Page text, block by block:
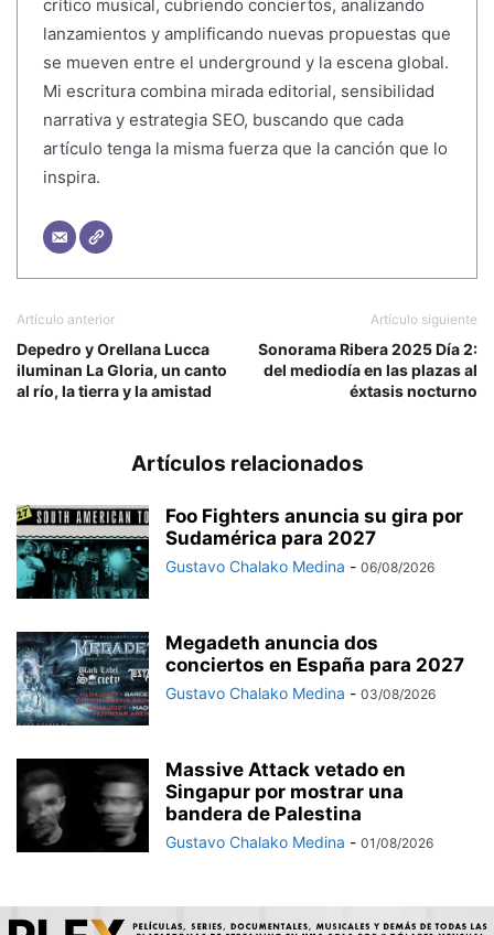
crítico musical, cubriendo conciertos, analizando
lanzamientos y amplificando nuevas propuestas que
se mueven entre el underground y la escena global.
Mi escritura combina mirada editorial, sensibilidad
narrativa y estrategia SEO, buscando que cada
artículo tenga la misma fuerza que la canción que lo
inspira.
Artículo anterior
Depedro y Orellana Lucca
iluminan La Gloria, un canto
al río, la tierra y la amistad
Artículo siguiente
Sonorama Ribera 2025 Día 2:
del mediodía en las plazas al
éxtasis nocturno
Artículos relacionados
Foo Fighters anuncia su gira por
Sudamérica para 2027
Gustavo Chalako Medina - 06/08/2026
Megadeth anuncia dos
conciertos en España para 2027
Gustavo Chalako Medina - 03/08/2026
Massive Attack vetado en
Singapur por mostrar una
bandera de Palestina
Gustavo Chalako Medina - 01/08/2026